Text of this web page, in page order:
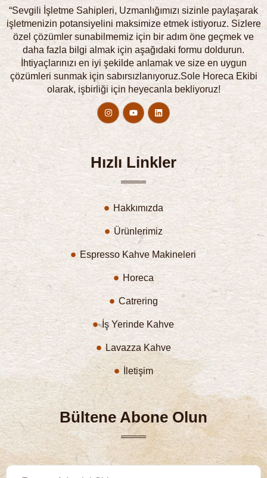
“Sevgili İşletme Sahipleri, Uzmanlığımızı sizinle paylaşarak
işletmenizin potansiyelini maksimize etmek istiyoruz. Sizlere
özel çözümler sunabilmemiz için bir adım öne geçmek ve
daha fazla bilgi almak için aşağıdaki formu doldurun.
İhtiyaçlarınızı en iyi şekilde anlamak ve size en uygun
çözümleri sunmak için sabırsızlanıyoruz.Sole Horeca Ekibi
olarak, işbirliği için heyecanla bekliyoruz!
Hızlı Linkler
Hakkımızda
Ürünlerimiz
Espresso Kahve Makineleri
Horeca
Catrering
İş Yerinde Kahve
Lavazza Kahve
İletişim
Bültene Abone Olun